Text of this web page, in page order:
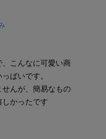
こんなに可愛い商
ぱいです。
んが、簡易なもの
かったです